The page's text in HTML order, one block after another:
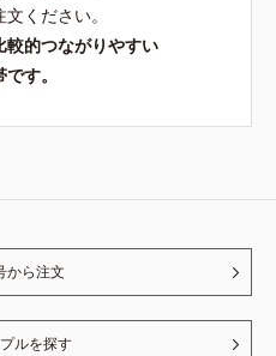
ください。
較的つながりやすい
す。
から注文
ルを探す